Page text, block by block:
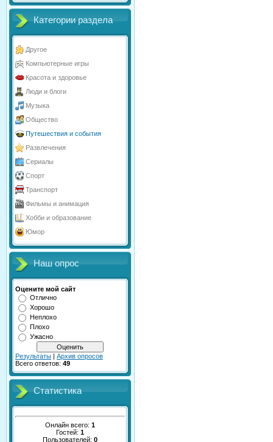
Категории раздела
Другое
Компьютерные игры
Красота и здоровье
Люди и блоги
Музыка
Общество
Путешествия и события
Развлечения
Сериалы
Спорт
Транспорт
Фильмы и анимация
Хобби и образование
Юмор
Наш опрос
Оцените мой сайт
Отлично
Хорошо
Неплохо
Плохо
Ужасно
Результаты | Архив опросов
Всего ответов: 49
Статистика
Онлайн всего: 1
Гостей: 1
Пользователей: 0